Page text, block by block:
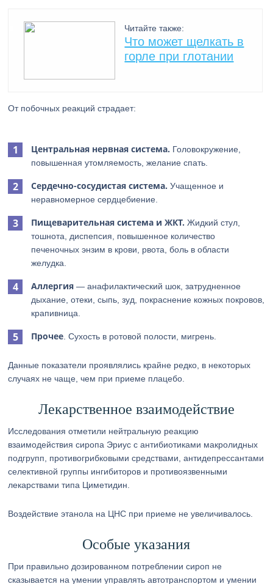
Читайте также:
Что может щелкать в
горле при глотании
От побочных реакций страдает:
Центральная нервная система. Головокружение,
повышенная утомляемость, желание спать.
Сердечно-сосудистая система. Учащенное и
неравномерное сердцебиение.
Пищеварительная система и ЖКТ. Жидкий стул,
тошнота, диспепсия, повышенное количество
печеночных энзим в крови, рвота, боль в области
желудка.
Аллергия — анафилактический шок, затрудненное
дыхание, отеки, сыпь, зуд, покраснение кожных покровов,
крапивница.
Прочее . Сухость в ротовой полости, мигрень.
Данные показатели проявлялись крайне редко, в некоторых
случаях не чаще, чем при приеме плацебо.
Лекарственное взаимодействие
Исследования отметили нейтральную реакцию
взаимодействия сиропа Эриус с антибиотиками макролидных
подгрупп, противогрибковыми средствами, антидепрессантами
селективной группы ингибиторов и противоязвенными
лекарствами типа Циметидин.
Воздействие этанола на ЦНС при приеме не увеличивалось.
Особые указания
При правильно дозированном потреблении сироп не
сказывается на умении управлять автотранспортом и умении